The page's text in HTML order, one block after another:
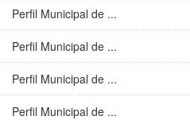
Perfil Municipal de ...
Perfil Municipal de ...
Perfil Municipal de ...
Perfil Municipal de ...